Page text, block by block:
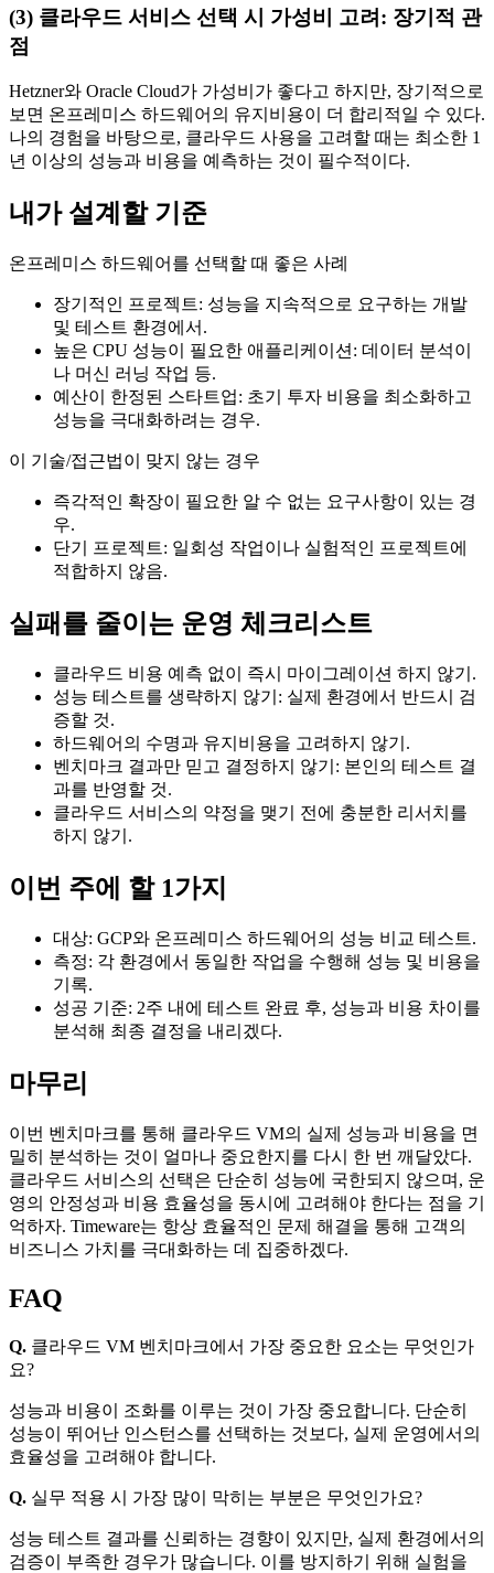
(3) 클라우드 서비스 선택 시 가성비 고려: 장기적 관
점
Hetzner와 Oracle Cloud가 가성비가 좋다고 하지만, 장기적으로
보면 온프레미스 하드웨어의 유지비용이 더 합리적일 수 있다.
나의 경험을 바탕으로, 클라우드 사용을 고려할 때는 최소한 1
년 이상의 성능과 비용을 예측하는 것이 필수적이다.
내가 설계할 기준
온프레미스 하드웨어를 선택할 때 좋은 사례
장기적인 프로젝트: 성능을 지속적으로 요구하는 개발
및 테스트 환경에서.
높은 CPU 성능이 필요한 애플리케이션: 데이터 분석이
나 머신 러닝 작업 등.
예산이 한정된 스타트업: 초기 투자 비용을 최소화하고
성능을 극대화하려는 경우.
이 기술/접근법이 맞지 않는 경우
즉각적인 확장이 필요한 알 수 없는 요구사항이 있는 경
우.
단기 프로젝트: 일회성 작업이나 실험적인 프로젝트에
적합하지 않음.
실패를 줄이는 운영 체크리스트
클라우드 비용 예측 없이 즉시 마이그레이션 하지 않기.
성능 테스트를 생략하지 않기: 실제 환경에서 반드시 검
증할 것.
하드웨어의 수명과 유지비용을 고려하지 않기.
벤치마크 결과만 믿고 결정하지 않기: 본인의 테스트 결
과를 반영할 것.
클라우드 서비스의 약정을 맺기 전에 충분한 리서치를
하지 않기.
이번 주에 할 1가지
대상: GCP와 온프레미스 하드웨어의 성능 비교 테스트.
측정: 각 환경에서 동일한 작업을 수행해 성능 및 비용을
기록.
성공 기준: 2주 내에 테스트 완료 후, 성능과 비용 차이를
분석해 최종 결정을 내리겠다.
마무리
이번 벤치마크를 통해 클라우드 VM의 실제 성능과 비용을 면
밀히 분석하는 것이 얼마나 중요한지를 다시 한 번 깨달았다.
클라우드 서비스의 선택은 단순히 성능에 국한되지 않으며, 운
영의 안정성과 비용 효율성을 동시에 고려해야 한다는 점을 기
억하자. Timeware는 항상 효율적인 문제 해결을 통해 고객의
비즈니스 가치를 극대화하는 데 집중하겠다.
FAQ
Q. 클라우드 VM 벤치마크에서 가장 중요한 요소는 무엇인가
요?
성능과 비용이 조화를 이루는 것이 가장 중요합니다. 단순히
성능이 뛰어난 인스턴스를 선택하는 것보다, 실제 운영에서의
효율성을 고려해야 합니다.
Q. 실무 적용 시 가장 많이 막히는 부분은 무엇인가요?
성능 테스트 결과를 신뢰하는 경향이 있지만, 실제 환경에서의
검증이 부족한 경우가 많습니다. 이를 방지하기 위해 실험을